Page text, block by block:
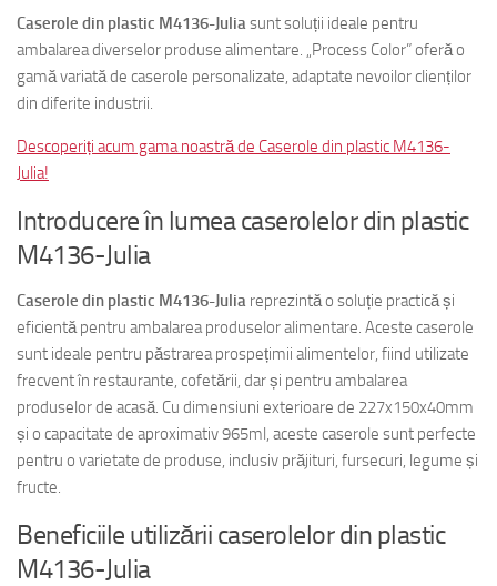
Caserole din plastic M4136-Juliasunt soluții ideale pentru
ambalarea diverselor produse alimentare. „Process Color” oferă o
gamă variată de caserole personalizate, adaptate nevoilor clienților
din diferite industrii.
Descoperiți acum gama noastră de Caserole din plastic M4136-
Julia!
Introducere în lumea caserolelor din plastic
M4136-Julia
Caserole din plastic M4136-Julia reprezintă o soluție practică și
eficientă pentru ambalarea produselor alimentare. Aceste caserole
sunt ideale pentru păstrarea prospețimii alimentelor, fiind utilizate
frecvent în restaurante, cofetării, dar și pentru ambalarea
produselor de acasă. Cu dimensiuni exterioare de 227x150x40mm
și o capacitate de aproximativ 965ml, aceste caserole sunt perfecte
pentru o varietate de produse, inclusiv prăjituri, fursecuri, legume și
fructe.
Beneficiile utilizării caserolelor din plastic
M4136-Julia